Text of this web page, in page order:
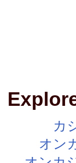
カ
オン